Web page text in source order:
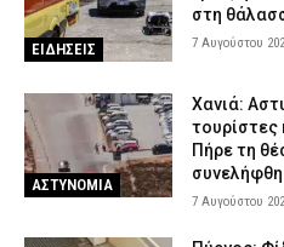
Πιερία: Συνελήφθησαν δύο
αντικείμενα αξίας άνω των
ΑΣΤΥΝΟΜΙΑ 7 Αυγούστου 2026 16:23
Πολύ υψηλός κίνδυνος
τίθενται σε «Red Code»
ΕΙΔΗΣΕΙΣ 7 Αυγούστου 2026 16:10
ΕΙΔΗΣΕΙΣ
στη
7 Αυγούστου
ΑΣΤΥΝΟΜΙΑ
Χανιά:
Πήρε τη
7 Αυγούστου